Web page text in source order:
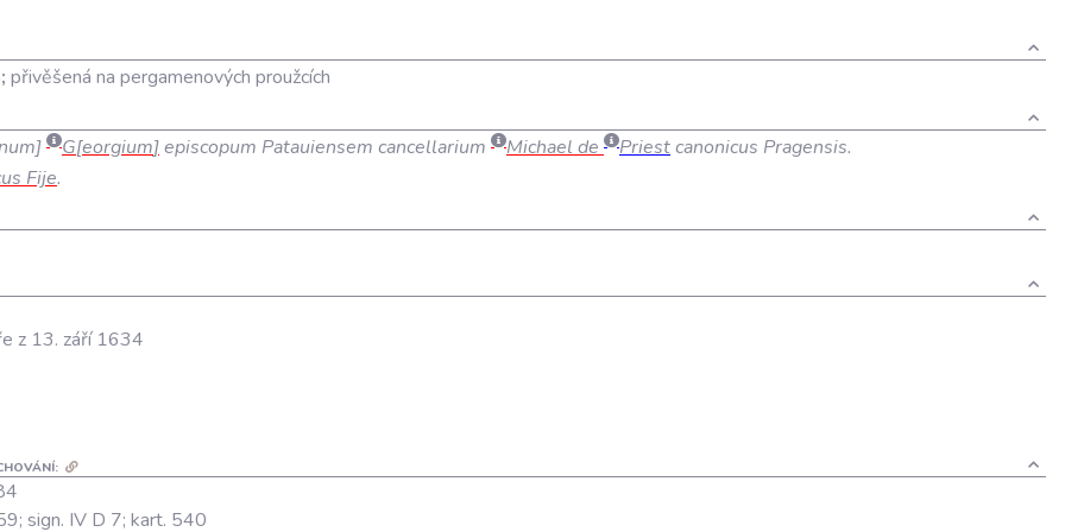
; přivěšená na pergamenových proužcích
G eorgium episcopum Patauiensem cancellarium Michael de Priestcanonicus Pragensis.
Fije.
z 13. září 1634
sign. IV D 7; kart. 540